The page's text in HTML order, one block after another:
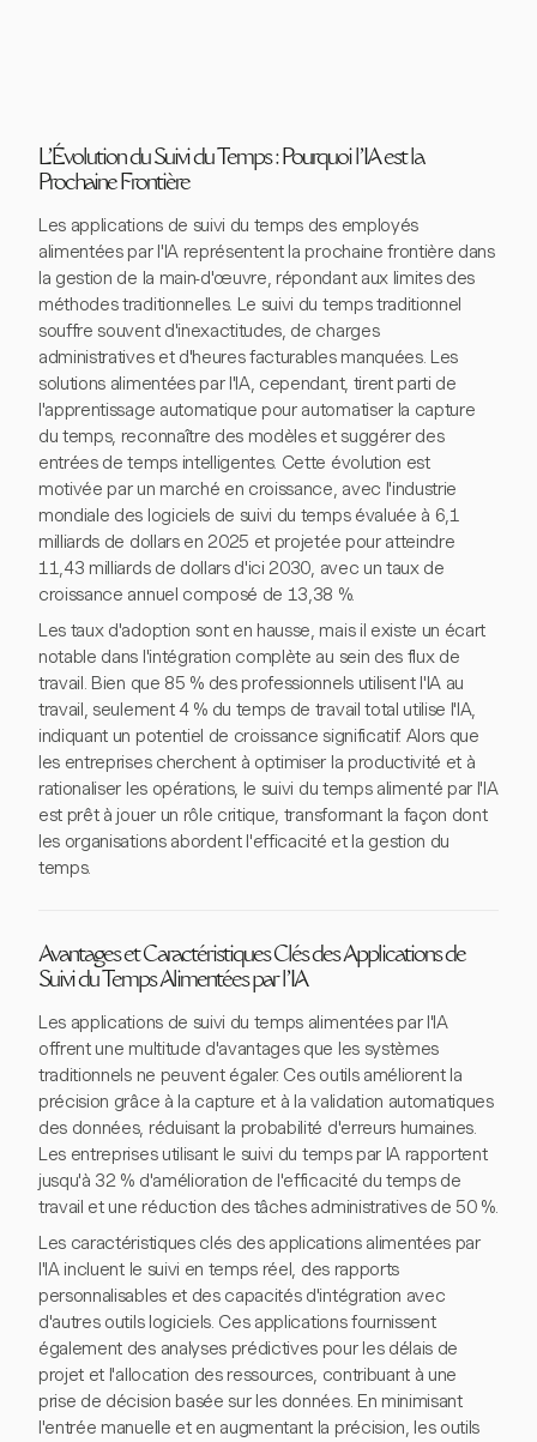
L'Évolution du Suivi du Temps : Pourquoi l'IA est la
Prochaine Frontière
Les applications de suivi du temps des employés
alimentées par l'IA représentent la prochaine frontière dans
la gestion de la main-d'œuvre, répondant aux limites des
méthodes traditionnelles. Le suivi du temps traditionnel
souffre souvent d'inexactitudes, de charges
administratives et d'heures facturables manquées. Les
solutions alimentées par l'IA, cependant, tirent parti de
l'apprentissage automatique pour automatiser la capture
du temps, reconnaître des modèles et suggérer des
entrées de temps intelligentes. Cette évolution est
motivée par un marché en croissance, avec l'industrie
mondiale des logiciels de suivi du temps évaluée à 6,1
milliards de dollars en 2025 et projetée pour atteindre
11,43 milliards de dollars d'ici 2030, avec un taux de
croissance annuel composé de 13,38 %.
Les taux d'adoption sont en hausse, mais il existe un écart
notable dans l'intégration complète au sein des flux de
travail. Bien que 85 % des professionnels utilisent l'IA au
travail, seulement 4 % du temps de travail total utilise l'IA,
indiquant un potentiel de croissance significatif. Alors que
les entreprises cherchent à optimiser la productivité et à
rationaliser les opérations, le suivi du temps alimenté par l'IA
est prêt à jouer un rôle critique, transformant la façon dont
les organisations abordent l'efficacité et la gestion du
temps.
Avantages et Caractéristiques Clés des Applications de
Suivi du Temps Alimentées par l'IA
Les applications de suivi du temps alimentées par l'IA
offrent une multitude d'avantages que les systèmes
traditionnels ne peuvent égaler. Ces outils améliorent la
précision grâce à la capture et à la validation automatiques
des données, réduisant la probabilité d'erreurs humaines.
Les entreprises utilisant le suivi du temps par IA rapportent
jusqu'à 32 % d'amélioration de l'efficacité du temps de
travail et une réduction des tâches administratives de 50 %.
Les caractéristiques clés des applications alimentées par
l'IA incluent le suivi en temps réel, des rapports
personnalisables et des capacités d'intégration avec
d'autres outils logiciels. Ces applications fournissent
également des analyses prédictives pour les délais de
projet et l'allocation des ressources, contribuant à une
prise de décision basée sur les données. En minimisant
l'entrée manuelle et en augmentant la précision, les outils